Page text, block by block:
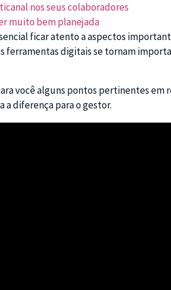
nos seus colaboradores
muito bem planejada
ficar atento a aspectos
ferramentas digitais se tornam
você alguns pontos pertinentes em
diferença para o gestor.